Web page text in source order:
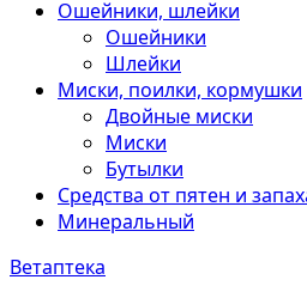
Ошейники, шлейки
Ошейники
Шлейки
Миски, поилки, кормушки
Двойные миски
Миски
Бутылки
Средства от пятен и
Минеральный
Ветаптека